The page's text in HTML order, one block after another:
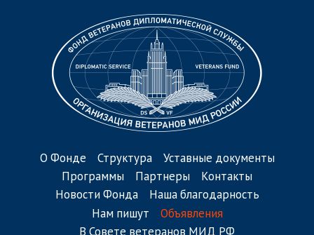
О Фонде Структура
Уставные документы
Программы
Партнеры
Контакты
Новости Фонда
Наша благодарность
Нам пишут
Объявления
В Совете ветеранов МИД РФ